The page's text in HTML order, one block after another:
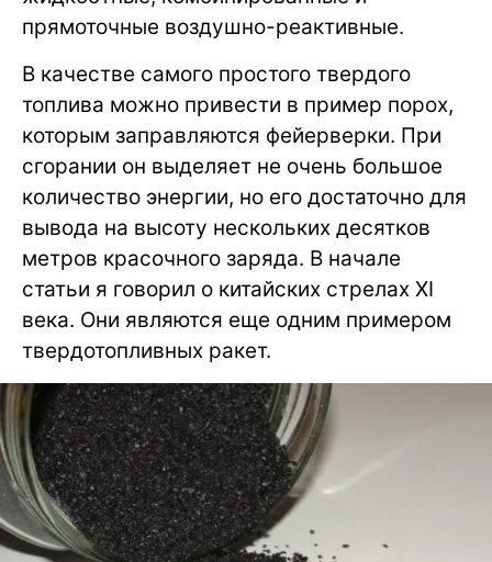
прямоточные воздушно-реактивные.
В качестве самого простого твердого
топлива можно привести в пример порох,
которым заправляются фейерверки. При
сгорании он выделяет не очень большое
количество энергии, но его достаточно для
вывода на высоту нескольких десятков
метров красочного заряда. В начале
статьи я говорил о китайских стрелах XI
века. Они являются еще одним примером
твердотопливных ракет.